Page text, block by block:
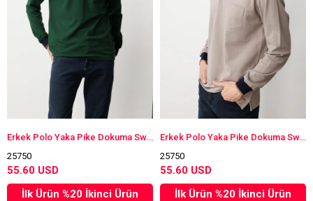
Erkek Polo Yaka Pike Dokuma Sweatshirt Yeşil
25750
55.60 USD
İlk Ürün %20 İkinci Ürün
Erkek Polo Yaka Pike Dokuma Sweatshirt Bej
25750
55.60 USD
İlk Ürün %20 İkinci Ürün